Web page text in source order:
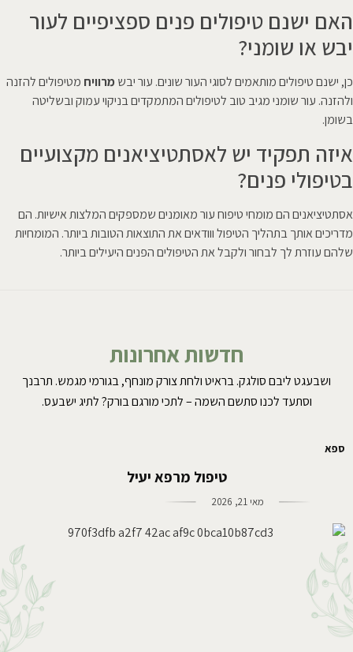
האם ישנם טיפולים פנים ספציפיים לעור
יבש או שומני?
כן, ישנם טיפולים מותאמים לסוגי העור שונים. עור יבש מרוויח מטיפולים להזנה
ולהזנה. עור שומני מגיב טוב לטיפולים המתמקדים בניקוי עמוק ובשליטה
בשומן.
איזה תפקיד יש לאסתטיציאנים מקצועיים
בטיפולי פנים?
אסתטיציאנים הם מומחי טיפוח עור מאומנים שמספקים המלצות אישיות. הם
מדריכים אותך בתהליך הטיפול ווודאים את התוצאות הטובות ביותר. המומחיות
שלהם עוזרת לך לבחור ולקבל את הטיפולים הפנים היעילים ביותר.
חדשות אחרונות
ושבעגט ליבם סולגק. בראיט ולחת צורק מונחף, בגורמי מגמש. תרבנך
וסתעד לכנו סתשם השמה – לתכי מורגם בורק? לתיג ישבעס.
ספא
טיפול מרפא יעיל
מאי 21, 2026